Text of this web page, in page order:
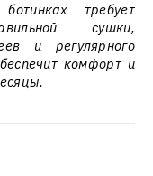
требует
сушки,
и регулярного
комфорт и